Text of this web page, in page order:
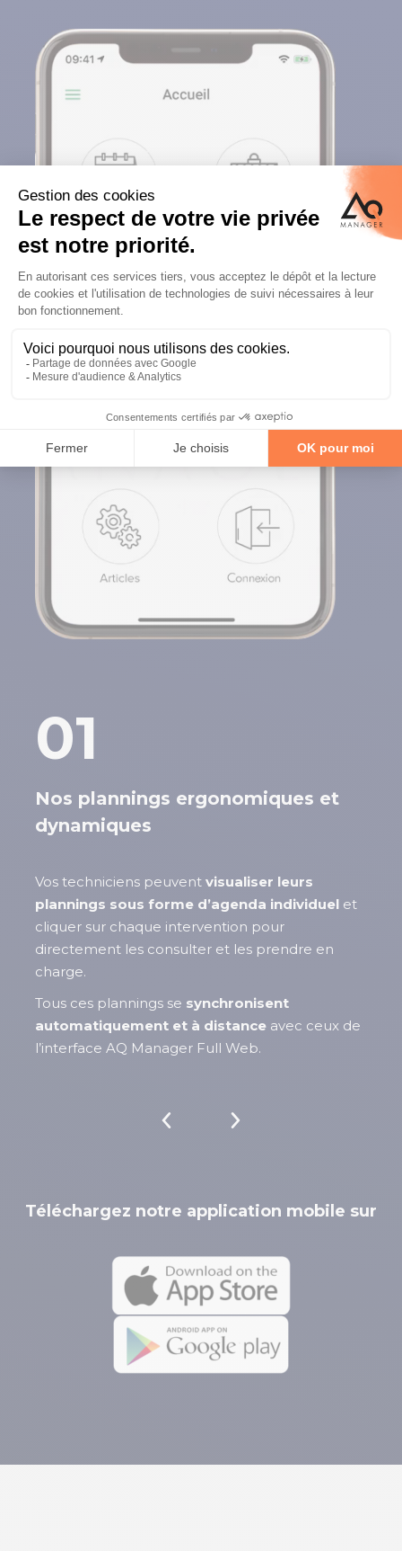
01
Nos plannings ergonomiques et
dynamiques
Vos techniciens peuvent visualiser leurs
plannings sous forme d’agenda individuelet
cliquer sur chaque intervention pour
directement les consulter et les prendre en
charge.
Tous ces plannings se synchronisent
automatiquement et à distanceavec ceux de
l’interface AQ Manager Full Web.
Téléchargez notre application mobile sur